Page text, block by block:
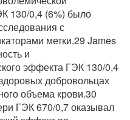
130/0,4 (6%) было
с
метки.29 James
и
эффекта ГЭК 130/0,4
добровольцах
объема крови.30
ГЭК 670/0,7 оказывал